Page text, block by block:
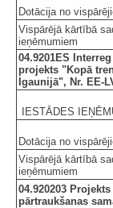
Dotācija no
Vispārējā kārtībā
ieņēmumiem
04.9201ES
projekts "Kopā
Igaunijā", Nr. EE-
IESTĀDES
Dotācija no
Vispārējā kārtībā
ieņēmumiem
04.920203
pārtraukšanas